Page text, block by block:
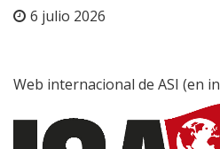
6 julio 2026
Web internacional de ASI (en